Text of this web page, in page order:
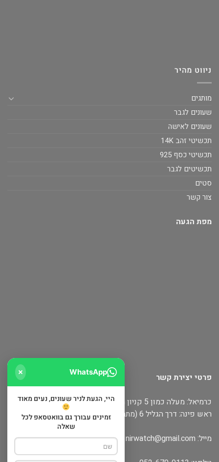
ניווט מהיר
מותגים
שעונים לגבר
שעונים לאישה
תכשיטי זהב 14K
תכשיטי כסף 925
תכשיטים לגבר
סטים
צור קשר
מפת הגעה
פרטי יצירת קשר
כרמיאל: מעלה כמון 5 קניון חוצות
ראש פינה: דרך הגליל 6 (מתחם שופינה)
מייל: nirwatch@gmail.com
WhatsApp
היי, הגעת לניר שעונים, נעים מאוד
זמינים עבורך גם בוואטסאפ לכל
שאלה